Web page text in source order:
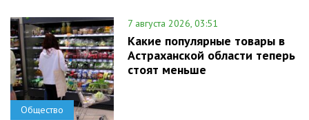
Общество
7 августа 2026, 03:51
Какие популярные товары в
Астраханской области теперь
стоят меньше